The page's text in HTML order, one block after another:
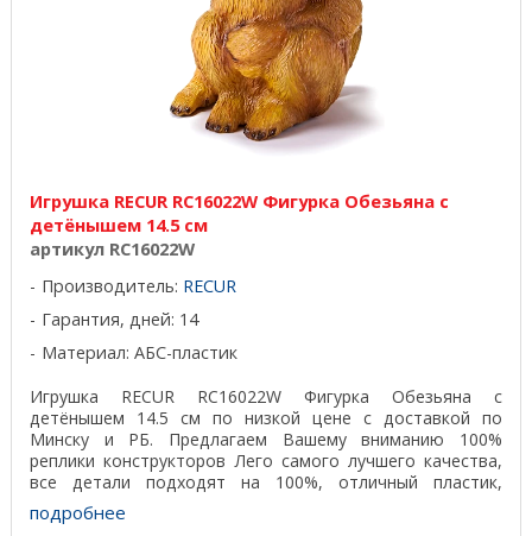
Игрушка RECUR RC16022W Фигурка Обезьяна с
детёнышем 14.5 см
артикул RC16022W
Производитель: RECUR
Гарантия, дней: 14
Материал: АБС-пластик
Игрушка RECUR RC16022W Фигурка Обезьяна с
детёнышем 14.5 см по низкой цене с доставкой по
Минску и РБ. Предлагаем Вашему вниманию 100%
реплики конструкторов Лего самого лучшего качества,
все детали подходят на 100%, отличный пластик,
красивая ...
подробнее